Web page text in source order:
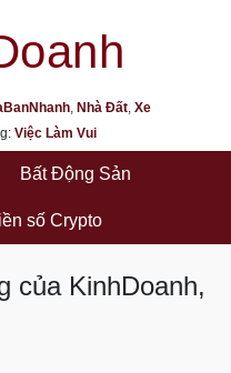
, Nhà Đất, Xe
Việc Làm Vui
Bất Động Sản
số Crypto
của KinhDoanh,